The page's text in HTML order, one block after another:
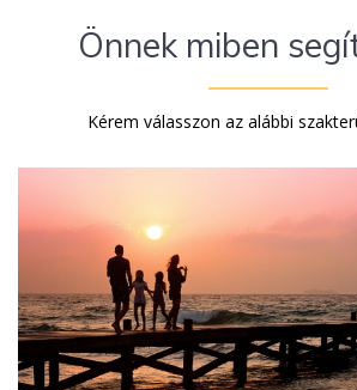
Önnek miben
Kérem válasszon az alábbi